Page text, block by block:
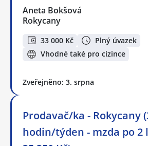
Aneta Bokšová
Rokycany
33 000 Kč
Plný úvazek
Vhodné také pro cizince
Zveřejněno: 3. srpna
Prodavač/ka - Rokycany
hodin/týden - mzda po 2